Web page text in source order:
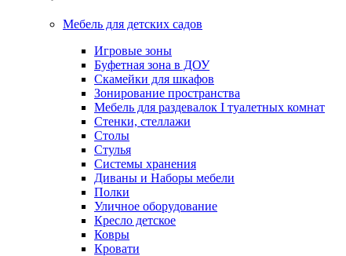
Мебель для детских садов
Игровые зоны
Буфетная зона в ДОУ
Скамейки для шкафов
Зонирование пространства
Мебель для раздевалок I туалетных комнат
Стенки, стеллажи
Столы
Стулья
Системы хранения
Диваны и Наборы мебели
Полки
Уличное оборудование
Кресло детское
Ковры
Кровати